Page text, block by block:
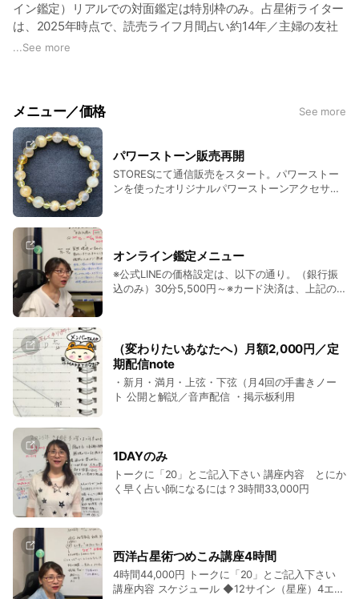
イン鑑定）リアルでの対面鑑定は特別枠のみ。占星術ライター
は、2025年時点で、読売ライフ月間占い約14年／主婦の友社
ゆうゆうtime約4年での占い記事を連載中。西洋占星術ホロス
ご記入ください。） 基本的に自動返信。
過去：イベント、セミナー、講演会、TV、新聞、雑誌などの
執筆、監修、商品企画、監修など、占いを使用したあらゆるサ
ービスをご提供してきましたが、現在はAIを利用した様々な動
画配信やコンテンツ制作も行っています。
（実績一部） 2007年大阪本町を拠点に山田ありす事務所 開
業。2008年～トヨタ株式会社会報誌2年間原稿執筆。2009年
～大都社「実際にあった怖い話」4年間原稿執筆。 2010年ト
ライン大阪（株）設立と同時に執筆チームを結束。2010年～
朝日放送 朝のテレビ番組「おはよう朝日です」/2014年～約5
年ThinkBee！シンクビーはちや 星占い執筆。2013年～読売ラ
イフ月間占い、2022年主婦の友社ゆうゆうtimeで新月満月占
い連載中。
-過去の実績-
2010年ナイトシャマラン監督 映画「エアベンダー」で４つの
エレメント診断を原稿執筆監修。2012年説話社 電子書籍 著書
「山田ありすのハッピーアドバイス」を出版。2015年～占い
アプリ「生化学占星術」 Yahoo占い「ニューロロジカル占星
術」ＬＩＮＥ占い「星密術」を監修。2016年～ＬＩＮＥ悩み
相談室でメール鑑定中。また、朝日カルチャースクール、大阪
ガス、日本ＩＢＭ株式会社、京都センチュリーホテル、ライオ
ンズクラブ、日本フルハップ よりご依頼の占いセミナー講師
実績あり。2012年～2017年 毎年1月ラジオ大阪のラジオ番組の
ゲスト出演実績あり。2015年～読売神戸文化センターご協力
による癒しのイベントＧＡＭＥを3回主催。2018年2月トライ
ン大阪株式会社清算。2018年2月ABCラジオ大阪様「ほろ酔い
朝日です」ゲスト出演2018年3月3日天満橋ブリッジ占いサロ
ン山田ありす事務所開業。2018年4月1日放送ＡＢＣラジオ様
...See more
メニュー／価格 See more
パワーストーン販売再開
STORESにて通信販売をスタート。パワーストー
ンを使ったオリジナルパワーストーンアクセサリ
るんですね！お客様のご提案に感謝です。このス
トーンたちは、火・地・風・水のパワーバランス
を補うことを目的にお作りしております。物質・
感情・知性・情熱の足りない面を補えますよう
で済みますので、ぜひご覧ください。 ご予約遠方
のお客様にもご購入いただき、星5つの評価いた
だきました。これからも少しずつ作品を増やして
まいります。ありがとうございます！（URLへ飛
んで口コミを見てみる）方はリンク先へ
オンライン鑑定メニュー
※公式LINEの価格設定は、以下の通り。（銀行振
込のみ）30分5,500円～※カード決済は、上記の
でお待ちください」というメッセージが表示され
ない限り、こちら側のご対応は行っておりません
ので、何卒よろしくお願い申し上げます。
（変わりたいあなたへ）月額2,000円／定
期配信note
・新月・満月・上弦・下弦（月4回の手書きノー
ト 公開と解説／音声配信 ・掲示板利用
1DAYのみ
トークに「20」とご記入下さい 講座内容 とにか
く早く占い師になるには？3時間33,000円
西洋占星術つめこみ講座4時間
4時間44,000円 トークに「20」とご記入下さい
講座内容 スケジュール ◆12サイン（星座）4エレ